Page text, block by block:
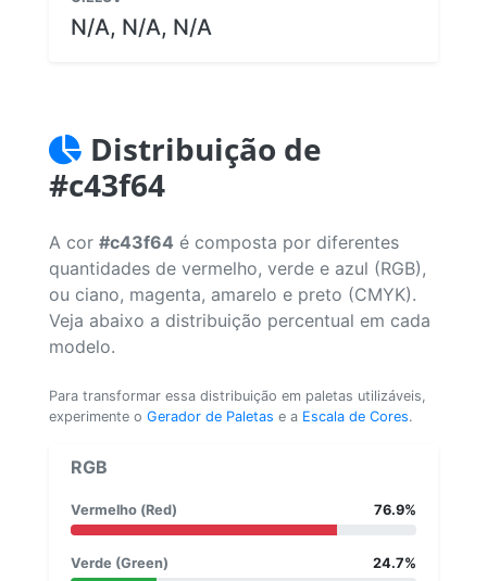
N/A, N/A, N/A
Distribuição de
#c43f64
A cor #c43f64 é composta por diferentes
quantidades de vermelho, verde e azul (RGB),
ou ciano, magenta, amarelo e preto (CMYK).
Veja abaixo a distribuição percentual em cada
modelo.
Para transformar essa distribuição em paletas utilizáveis,
experimente o Gerador de Paletas e a Escala de Cores.
RGB
Vermelho (Red) 76.9%
Verde (Green) 24.7%